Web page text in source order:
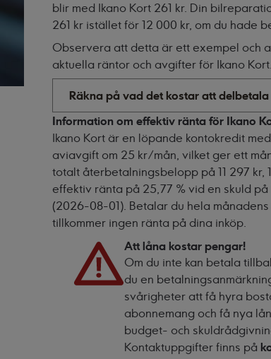
blir med Ikano Kort 261 kr. Din
261 kr istället för 12 000 kr, om du hade
Observera att detta är ett exempel och
aktuella räntor och avgifter för Ikano Kort.
Räkna på vad det kostar att
Information om effektiv ränta för Ikano
Ikano Kort är en löpande kontokredit
aviavgift om 25 kr/mån, vilket ger ett
totalt återbetalningsbelopp på 11 297 kr,
effektiv ränta på 25,77 % vid en skuld på
(2026-08-01). Betalar du hela
tillkommer ingen ränta på dina inköp.
Att låna kostar pengar!
Om du inte kan betala
du en
svårigheter att få hyra
abonnemang och få nya
budget- och
Kontaktuppgifter finns på